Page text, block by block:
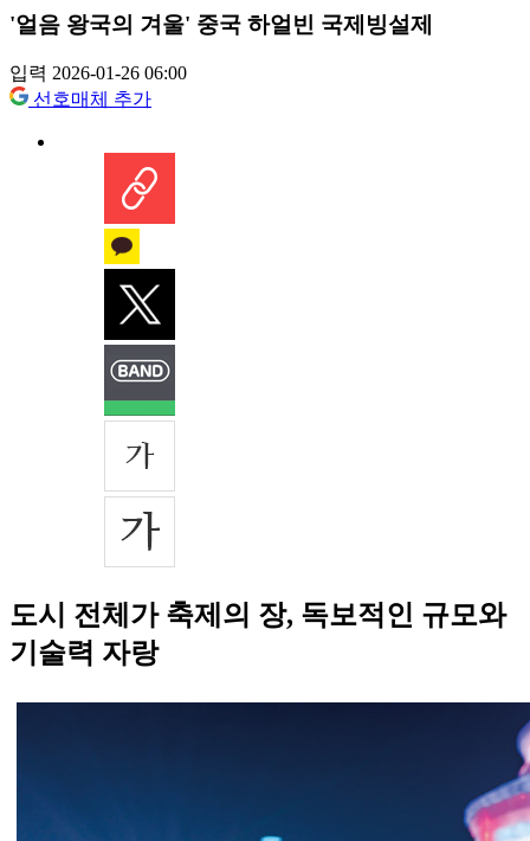
'얼음 왕국의 겨울' 중국 하얼빈 국제빙설제
입력 2026-01-26 06:00
선호매체 추가
도시 전체가 축제의 장, 독보적인 규모와
기술력 자랑